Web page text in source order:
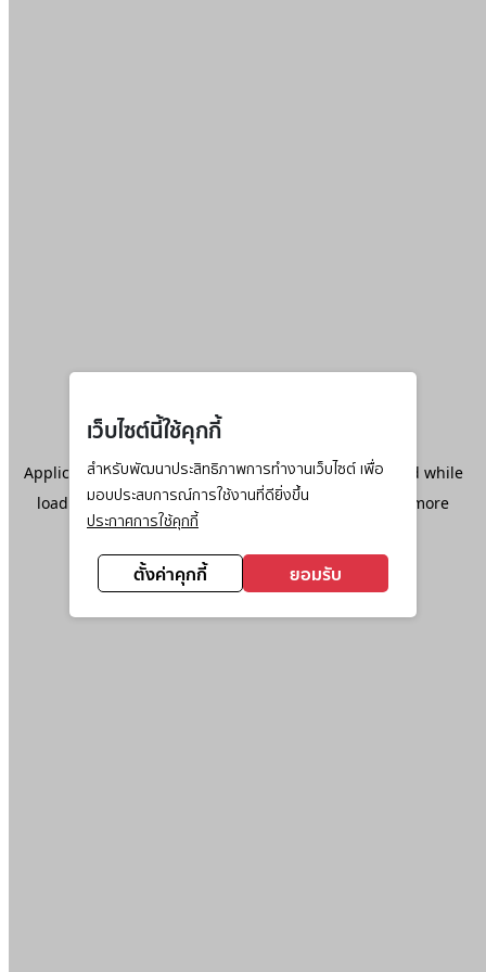
เว็บไซต์นี้ใช้คุกกี้
สำหรับพัฒนาประสิทธิภาพการทำงานเว็บไซต์ เพื่อ
มอบประสบการณ์การใช้งานที่ดียิ่งขึ้น
ประกาศการใช้คุกกี้
ตั้งค่าคุกกี้ ยอมรับ
Application error: aclient-side exception has occurred while
loadingwww.ktc.co.th(see the browser console
for more
information).